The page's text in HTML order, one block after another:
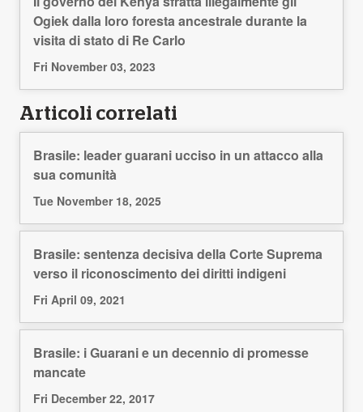
Ogiek dalla loro foresta ancestrale durante la
visita di stato di Re Carlo
Fri November 03, 2023
Articoli correlati
Brasile: leader guarani ucciso in un attacco alla
sua comunità
Tue November 18, 2025
Brasile: sentenza decisiva della Corte Suprema
verso il riconoscimento dei diritti indigeni
Fri April 09, 2021
Brasile: i Guarani e un decennio di promesse
mancate
Fri December 22, 2017